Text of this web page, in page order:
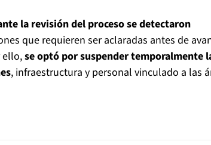
la revisión del proceso se detectaron
que requieren ser aclaradas antes de
ello,se optó por suspender temporalmente
, infraestructura y personal vinculado a las